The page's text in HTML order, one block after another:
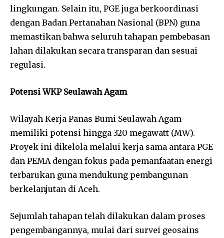
lingkungan. Selain itu, PGE juga berkoordinasi
dengan Badan Pertanahan Nasional (BPN) guna
memastikan bahwa seluruh tahapan pembebasan
lahan dilakukan secara transparan dan sesuai
regulasi.
Potensi WKP Seulawah Agam
Wilayah Kerja Panas Bumi Seulawah Agam
memiliki potensi hingga 320 megawatt (MW).
Proyek ini dikelola melalui kerja sama antara PGE
dan PEMA dengan fokus pada pemanfaatan energi
terbarukan guna mendukung pembangunan
berkelanjutan di Aceh.
Sejumlah tahapan telah dilakukan dalam proses
pengembangannya, mulai dari survei geosains